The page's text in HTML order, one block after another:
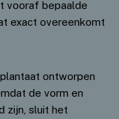
vooraf bepaalde
exact overeenkomt
ontworpen
de vorm en
zijn, sluit het